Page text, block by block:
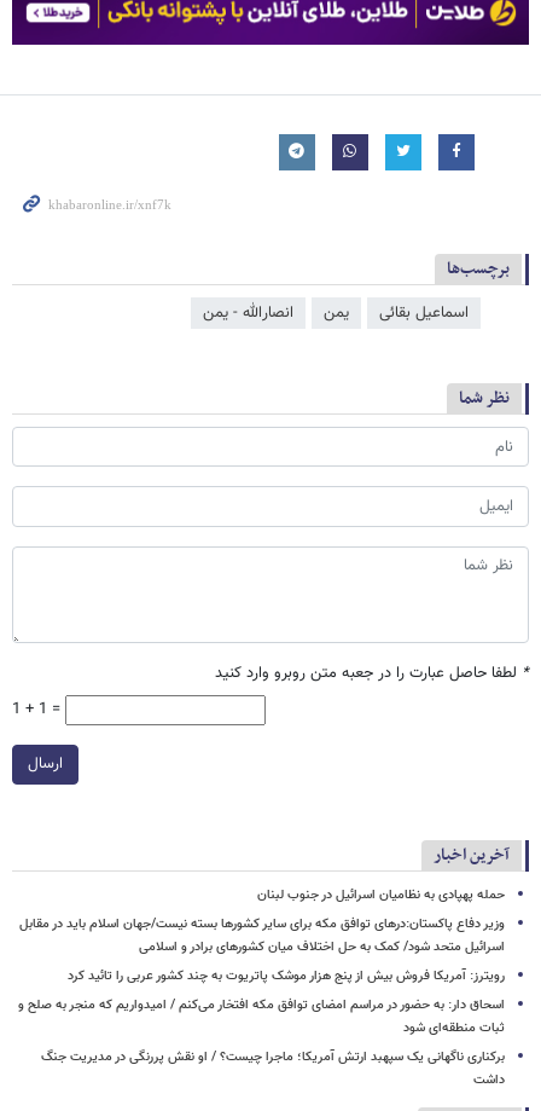
برچسب‌ها
اسماعیل بقائی یمن انصارالله - یمن
نظر شما
* لطفا حاصل عبارت را در جعبه متن روبرو وارد کنید
1 + 1 =
ارسال
آخرین اخبار
حمله پهپادی به نظامیان اسرائیل در جنوب لبنان
وزیر دفاع پاکستان:درهای توافق مکه برای سایر کشورها بسته نیست/جهان اسلام باید در مقابل
اسرائیل متحد شود/ کمک به حل اختلاف میان کشورهای برادر و اسلامی
رویترز: آمریکا فروش بیش از پنج هزار موشک پاتریوت به چند کشور عربی را تائید کرد
اسحاق‌ دار: به حضور در مراسم امضای توافق مکه افتخار می‌کنم / امیدواریم که منجر به صلح و
ثبات منطقه‌ای شود
برکناری ناگهانی یک سپهبد ارتش آمریکا؛ ماجرا چیست؟ / او نقش پررنگی در مدیریت جنگ
داشت